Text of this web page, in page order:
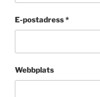
E-postadress*
Webbplats